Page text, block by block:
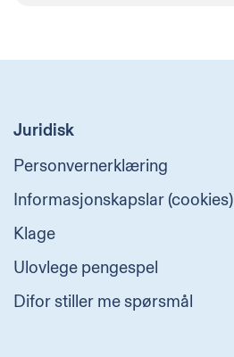
Juridisk
Personvernerklæring
Informasjonskapslar (cookies)
Klage
Ulovlege pengespel
Difor stiller me spørsmål